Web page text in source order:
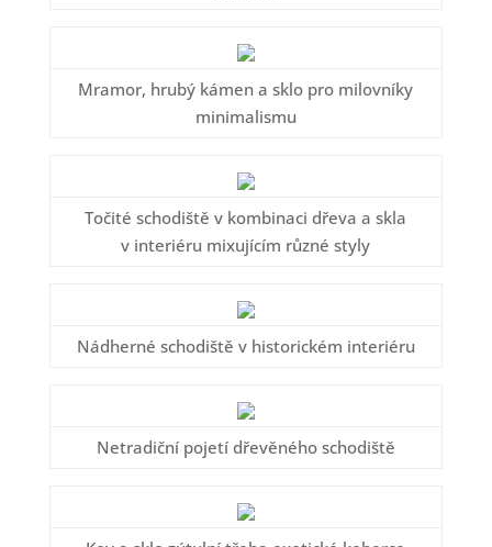
Mramor, hrubý kámen a sklo pro milovníky
minimalismu
Točité schodiště v kombinaci dřeva a skla
v interiéru mixujícím různé styly
Nádherné schodiště v historickém interiéru
Netradiční pojetí dřevěného schodiště